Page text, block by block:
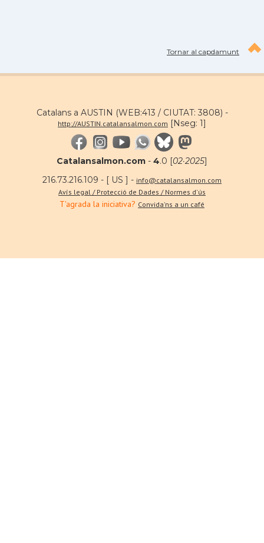
Tornar al capdamunt
Catalans a AUSTIN (WEB:413 / CIUTAT: 3808) -
http://AUSTIN.catalansalmon.com [Nseg: 1]
Catalansalmon.com - 4.0 [02·2025]
216.73.216.109 - [ US ] - info@catalansalmon.com
Avís legal / Protecció de Dades / Normes d'ús
T'agrada la iniciativa? Convida'ns a un café